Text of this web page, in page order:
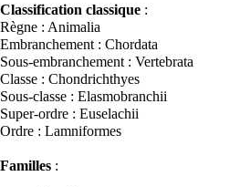
Classification classique :
Règne : Animalia
Embranchement : Chordata
Sous-embranchement : Vertebrata
Classe : Chondrichthyes
Sous-classe : Elasmobranchii
Super-ordre : Euselachii
Ordre : Lamniformes
Familles :